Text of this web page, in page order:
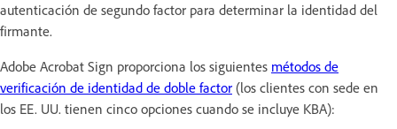
autenticación de segundo factor para determinar la identidad del
firmante.
Adobe Acrobat Sign proporciona los siguientes métodos de
verificación de identidad de doble factor (los clientes con sede en
los EE. UU. tienen cinco opciones cuando se incluye KBA):